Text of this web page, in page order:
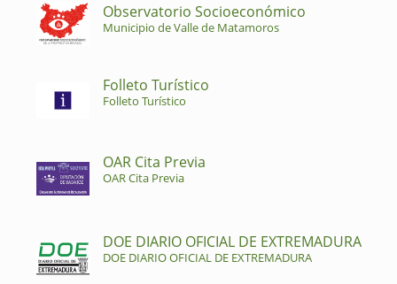
Observatorio Socioeconómico
Municipio de Valle de Matamoros
Folleto Turístico
Folleto Turístico
OAR Cita Previa
OAR Cita Previa
DOE DIARIO OFICIAL DE EXTREMADURA
DOE DIARIO OFICIAL DE EXTREMADURA